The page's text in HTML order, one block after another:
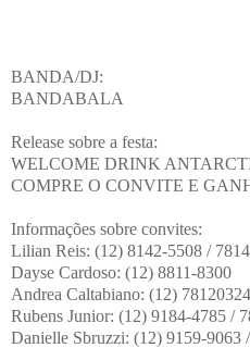
BANDA/DJ:
BANDABALA
Release sobre a festa:
WELCOME DRINK
COMPRE O CONVITE E
Informações sobre convites:
Lilian Reis: (12) 8142-5508 /
Dayse Cardoso: (12) 8811-8300
Andrea Caltabiano: (12)
Rubens Junior: (12) 9184-4785 /
Danielle Sbruzzi: (12) 9159-9063